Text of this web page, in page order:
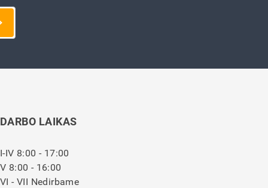
DARBO LAIKAS
I-IV 8:00 - 17:00
V 8:00 - 16:00
VI - VII Nedirbame